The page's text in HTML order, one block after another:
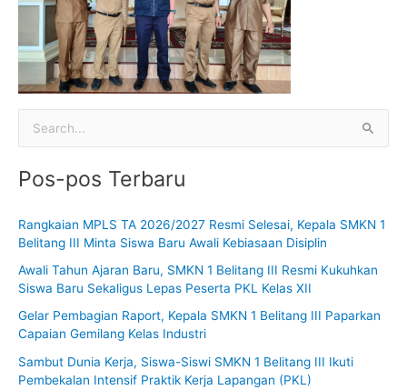
u
t
k
Pos-pos Terbaru
Rangkaian MPLS TA 2026/2027 Resmi Selesai, Kepala SMKN 1
Belitang III Minta Siswa Baru Awali Kebiasaan Disiplin
Awali Tahun Ajaran Baru, SMKN 1 Belitang III Resmi Kukuhkan
Siswa Baru Sekaligus Lepas Peserta PKL Kelas XII
Gelar Pembagian Raport, Kepala SMKN 1 Belitang III Paparkan
Capaian Gemilang Kelas Industri
Sambut Dunia Kerja, Siswa-Siswi SMKN 1 Belitang III Ikuti
Pembekalan Intensif Praktik Kerja Lapangan (PKL)